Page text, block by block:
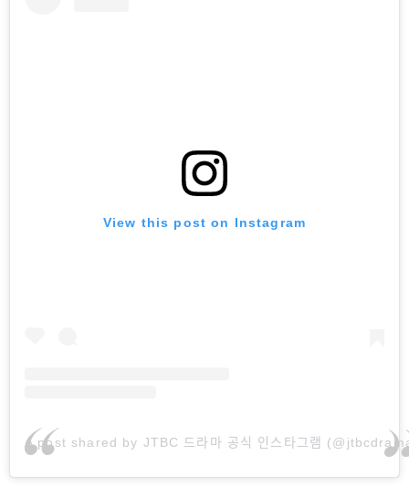
View this post on Instagram
A post shared by JTBC 드라마 공식 인스타그램